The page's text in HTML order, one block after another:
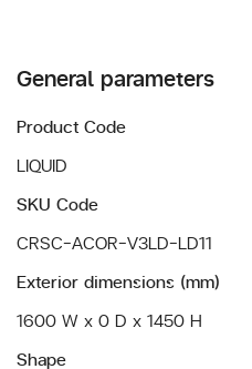
General parameters
Product Code
LIQUID
SKU Code
CRSC-ACOR-V3LD-LD11
Exterior dimensions (mm)
1600 W x 0 D x 1450 H
Shape